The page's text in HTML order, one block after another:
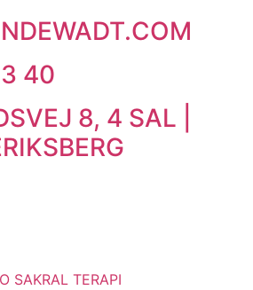
40
8, 4 SAL |
SAKRAL TERAPI